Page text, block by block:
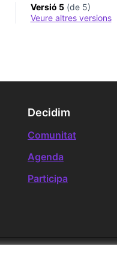
Versió 5(de 5)
veure altres versions
Decidim
Comunitat
Agenda
Participa